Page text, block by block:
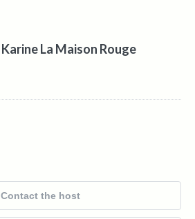
Karine La Maison Rouge
Contact the host